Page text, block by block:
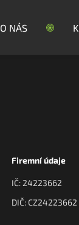
O NÁS
Firemní údaje
IČ: 24223662
DIČ: CZ24223662